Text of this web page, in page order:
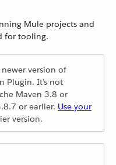
Mule projects and
for tooling.
version of
Plugin. It’s not
Maven 3.8 or
or earlier. Use your
version.